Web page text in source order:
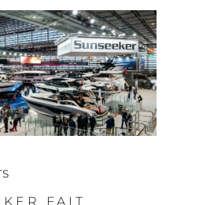
FAIT